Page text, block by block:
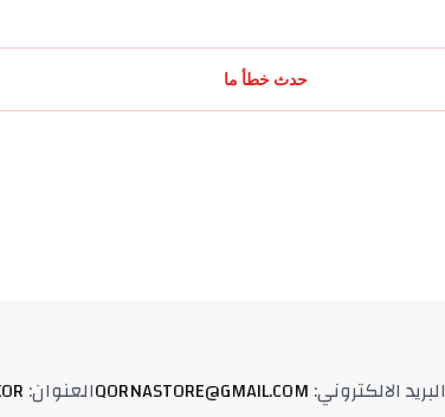
حدث خطأ ما
البريد الالكتروني:
QORNASTORE@GMAIL.COMالعنوان: